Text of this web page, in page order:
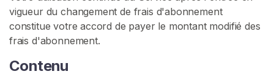
vigueur du changement de frais d'abonnement
constitue votre accord de payer le montant modifié des
frais d'abonnement.
Contenu
H
E
R